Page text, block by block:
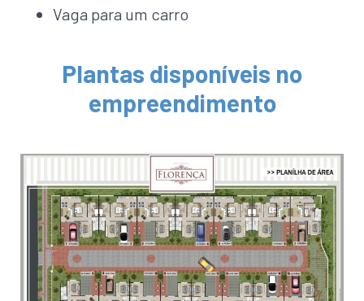
Vaga para um carro
Plantas disponíveis no
empreendimento